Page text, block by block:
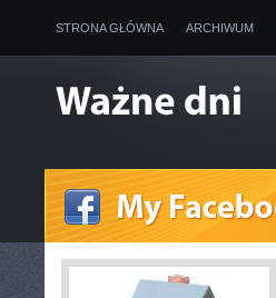
STRONA GŁÓWNA ARCHIWUM